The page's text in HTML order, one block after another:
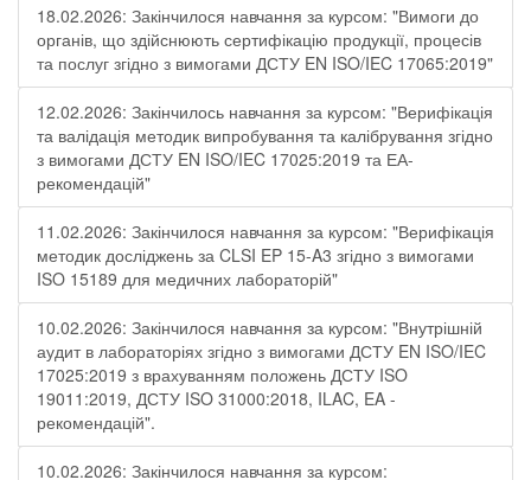
18.02.2026: Закінчилося навчання за курсом: "Вимоги до
органів, що здійснюють сертифікацію продукції, процесів
та послуг згідно з вимогами ДСТУ EN ISO/IEC 17065:2019"
12.02.2026: Закінчилось навчання за курсом: "Верифікація
та валідація методик випробування та калібрування згідно
з вимогами ДСТУ EN ISO/IEC 17025:2019 та ЕА-
рекомендацій"
11.02.2026: Закінчилося навчання за курсом: "Верифікація
методик досліджень за CLSI EP 15-A3 згідно з вимогами
ISO 15189 для медичних лабораторій"
10.02.2026: Закінчилося навчання за курсом: "Внутрішній
аудит в лабораторіях згідно з вимогами ДСТУ EN ISO/IEC
17025:2019 з врахуванням положень ДСТУ ISO
19011:2019, ДСТУ ISO 31000:2018, ILAC, EA -
рекомендацій".
10.02.2026: Закінчилося навчання за курсом: